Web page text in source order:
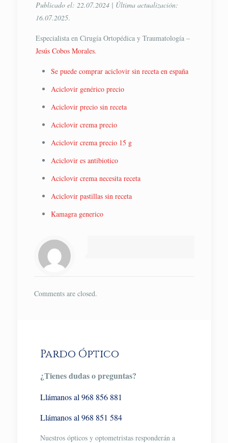
Publicado el: 22.07.2024 | Última actualización:
16.07.2025.
Especialista en Cirugía Ortopédica y Traumatología –
Jesús Cobos Morales.
Se puede comprar aciclovir sin receta en españa
Aciclovir genérico precio
Aciclovir precio sin receta
Aciclovir crema precio
Aciclovir crema precio 15 g
Aciclovir es antibiotico
Aciclovir crema necesita receta
Aciclovir pastillas sin receta
Kamagra generico
Comments are closed.
Pardo Óptico
¿Tienes dudas o preguntas?
Llámanos al 968 856 881
Llámanos al 968 851 584
Nuestros ópticos y optometristas responderán a